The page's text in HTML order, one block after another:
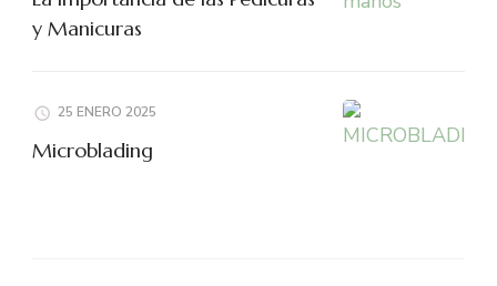
y Manicuras
25 ENERO 2025
Microblading